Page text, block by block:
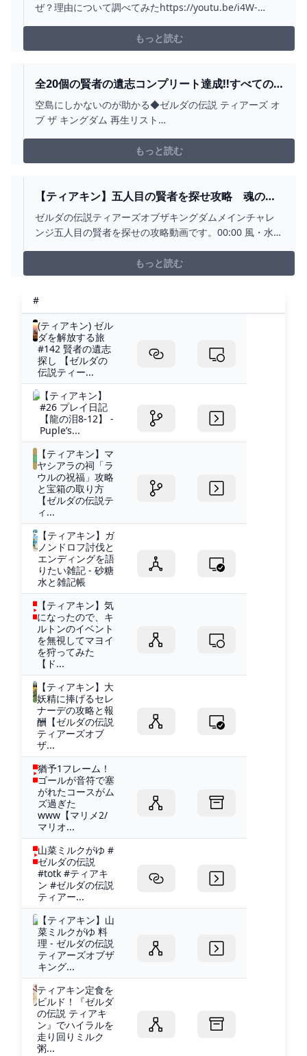
【攻略/実況/評価/レビュー/海外の反応/考察/トレ
ぜ？理由について調べてみたhttps://youtu.be/i4W-
ないことになってる件についてww空島でやれること。武
器をパワーアップするには何の素材がいいのか？
もっと読む
全20個の賢者の遺志コンプリート達成!!すべての
盟約を最大強化すると何が起こるの!?ティアキン
最速実況PART134【ゼルダの伝説 ティアーズ オブ
空島にしかないのが助かる◆ゼルダの伝説 ティアーズ オ
ブ ザ キングダム 再生リスト
list=PLSszGF__n8Ssi1wn8WlhjWto075w6yARn◆ゼルダ
の伝説 ブレス オブ ザ ワイルド 再生リスト
もっと読む
【ティアキン】五人目の賢者を探せ攻略 魂の神
殿 太古よりの導き（フルテロップ） - YOUTUBE
ゼルダの伝説ティアーズオブザキングダムメインチャレ
ンジ五人目の賢者を探せの攻略動画です。00:00 風・水・
変03:32 ファントムガノン戦04:41 ワッカ遺跡の秘密
08:12 雷鳴の島14:39 龍頭島15:11 太古よりの導き16:23
もっと読む
#
(ティアキン) ゼル
ダを解放する旅
#142 賢者の遺志
探し 【ゼルダの
伝説ティー...
【ティアキン】
#26 プレイ日記
【龍の泪8-12】 -
Puple’s...
【ティアキン】マ
ヤシアラの祠「ラ
ウルの祝福」攻略
と宝箱の取り方
【ゼルダの伝説テ
ィ...
【ティアキン】ガ
ノンドロフ討伐と
エンディングを語
りたい雑記 - 砂糖
水と雑記帳
【ティアキン】気
になったので、キ
ルトンのイベント
を無視してマヨイ
を狩ってみた
【ド...
【ティアキン】大
妖精に捧げるセレ
ナーデの攻略と報
酬【ゼルダの伝説
ティアーズオブ
ザ...
猶予1フレーム！
ゴールが音符で塞
がれたコースがム
ズ過ぎた
www【マリメ2/
マリオ...
山菜ミルクがゆ #
ゼルダの伝説
#totk #ティアキ
ン #ゼルダの伝説
ティアー...
【ティアキン】山
菜ミルクがゆ 料
理 - ゼルダの伝説
ティアーズオブザ
キング...
ティアキン定食を
ビルド！『ゼルダ
の伝説 ティアキ
ン』でハイラルを
走り回りミルク
粥...